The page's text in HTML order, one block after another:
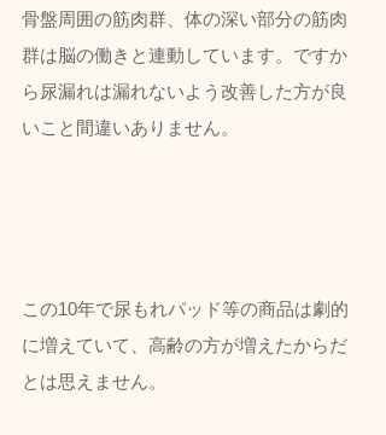
骨盤周囲の筋肉群、体の深い部分の筋肉
群は脳の働きと連動 しています。ですか
ら尿漏れは漏れないよう改善した方が良
いこと間違いありません。
この10年で尿もれパッド等の商品は劇的
に増えていて、高齢の方が増えたからだ
とは思えません。